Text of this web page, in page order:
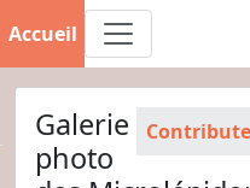
Accueil
Galerie
photo